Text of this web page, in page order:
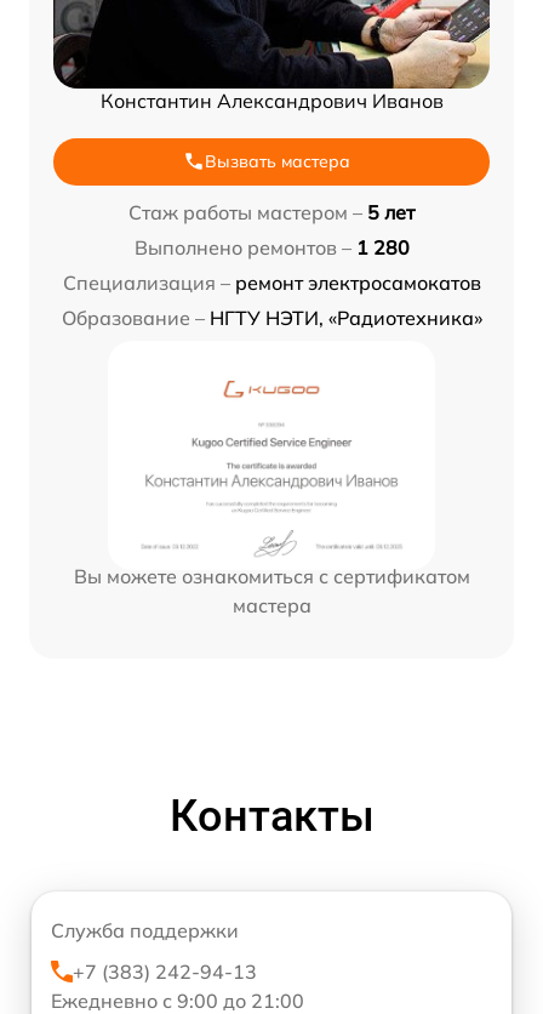
Константин Александрович Иванов
Вызвать мастера
Стаж работы мастером – 5 лет
Выполнено ремонтов – 1 280
Специализация – ремонт электросамокатов
Образование – НГТУ НЭТИ, «Радиотехника»
Вы можете ознакомиться с сертификатом
мастера
Контакты
Служба поддержки
+7 (383) 242-94-13
Ежедневно с 9:00 до 21:00